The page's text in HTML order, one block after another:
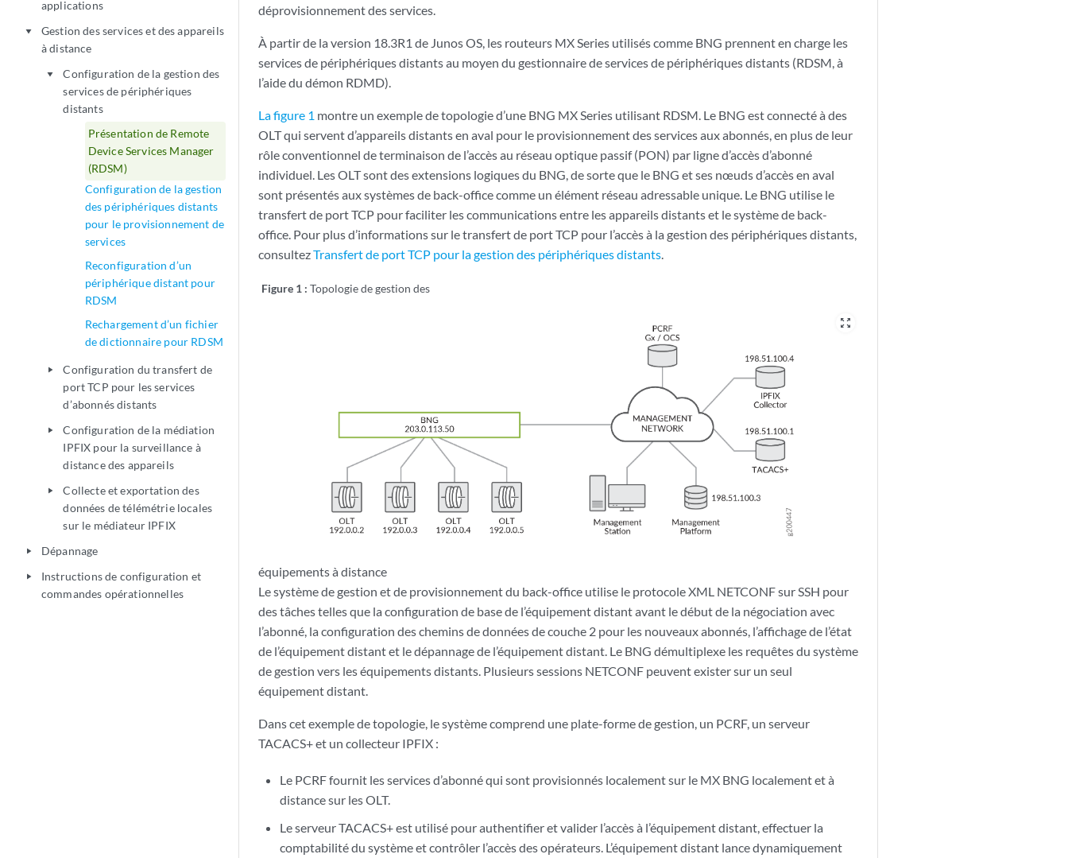
applications
play_arrow
Gestion des services et des appareils
à distance
play_arrow
Configuration de la gestion des
services de périphériques
distants
Présentation de Remote
Device Services Manager
(RDSM)
Configuration de la gestion
des périphériques distants
pour le provisionnement de
services
Reconfiguration d’un
périphérique distant pour
RDSM
Rechargement d’un fichier
de dictionnaire pour RDSM
play_arrow
Configuration du transfert de
port TCP pour les services
d’abonnés distants
play_arrow
Configuration de la médiation
IPFIX pour la surveillance à
distance des appareils
play_arrow
Collecte et exportation des
données de télémétrie locales
sur le médiateur IPFIX
play_arrow Dépannage
play_arrow
Instructions de configuration et
commandes opérationnelles
déprovisionnement des services.
À partir de la version 18.3R1 de Junos OS, les routeurs MX Series utilisés comme BNG prennent en charge les
services de périphériques distants au moyen du gestionnaire de services de périphériques distants (RDSM, à
l’aide du démon RDMD).
La figure 1 montre un exemple de topologie d’une BNG MX Series utilisant RDSM. Le BNG est connecté à des
OLT qui servent d’appareils distants en aval pour le provisionnement des services aux abonnés, en plus de leur
rôle conventionnel de terminaison de l’accès au réseau optique passif (PON) par ligne d’accès d’abonné
individuel. Les OLT sont des extensions logiques du BNG, de sorte que le BNG et ses nœuds d’accès en aval
sont présentés aux systèmes de back-office comme un élément réseau adressable unique. Le BNG utilise le
transfert de port TCP pour faciliter les communications entre les appareils distants et le système de back-
office. Pour plus d’informations sur le transfert de port TCP pour l’accès à la gestion des périphériques distants,
consultezTransfert de port TCP pour la gestion des périphériques distants.
Figure 1 : Topologie de gestion des
zoom_out_map
équipements à distance
Le système de gestion et de provisionnement du back-office utilise le protocole XML NETCONF sur SSH pour
des tâches telles que la configuration de base de l’équipement distant avant le début de la négociation avec
l’abonné, la configuration des chemins de données de couche 2 pour les nouveaux abonnés, l’affichage de l’état
de l’équipement distant et le dépannage de l’équipement distant. Le BNG démultiplexe les requêtes du système
de gestion vers les équipements distants. Plusieurs sessions NETCONF peuvent exister sur un seul
équipement distant.
Dans cet exemple de topologie, le système comprend une plate-forme de gestion, un PCRF, un serveur
TACACS+ et un collecteur IPFIX :
Le PCRF fournit les services d’abonné qui sont provisionnés localement sur le MX BNG localement et à
distance sur les OLT.
Le serveur TACACS+ est utilisé pour authentifier et valider l’accès à l’équipement distant, effectuer la
comptabilité du système et contrôler l’accès des opérateurs. L’équipement distant lance dynamiquement